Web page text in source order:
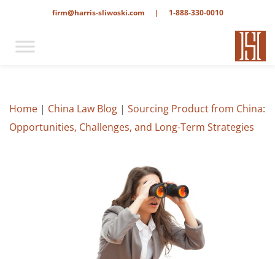
1-888-330-0010
|
firm@harris-sliwoski.com
Home | China Law Blog | Sourcing Product from China:
Opportunities, Challenges, and Long-Term Strategies